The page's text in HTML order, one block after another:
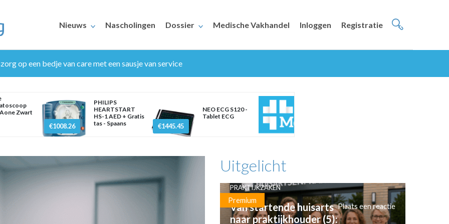
Nieuws Nascholingen Dossier Medische Vakhandel Inloggen Registratie
op een bedje van care met een sausje van service
Zwart
€1008.26
PHILIPS
HEARTSTART
HS-1 AED + Gratis
tas - Spaans
€1445.45
NEO ECG S120 -
Tablet ECG
Uitgelicht
Premium
PRAKTIJKZAKEN
Van startende huisarts
naar praktijkhouder (5):
Plaats een reactie